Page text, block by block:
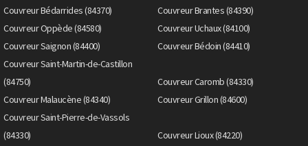
Couvreur Bédarrides (84370)
Couvreur Brantes (84390)
Couvreur Oppède (84580)
Couvreur Uchaux (84100)
Couvreur Saignon (84400)
Couvreur Bédoin (84410)
Couvreur Saint-Martin-de-Castillon
(84750)
Couvreur Caromb (84330)
Couvreur Malaucène (84340)
Couvreur Grillon (84600)
Couvreur Saint-Pierre-de-Vassols
(84330)
Couvreur Lioux (84220)